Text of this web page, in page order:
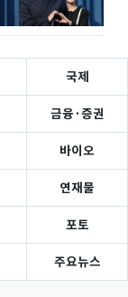
국제
금융·증권
바이오
연재물
포토
주요뉴스